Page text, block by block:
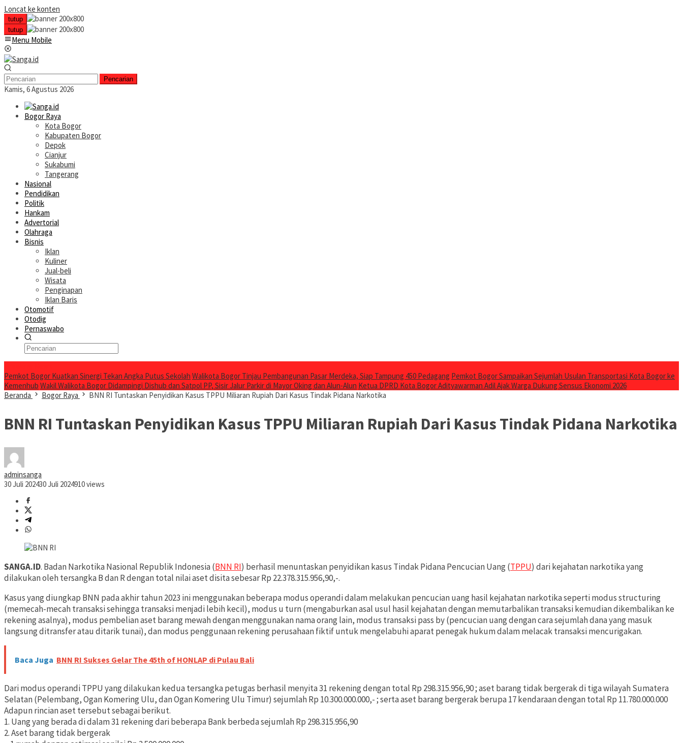
Loncat ke konten
tutup
tutup
Menu Mobile
Pencarian
Kamis, 6 Agustus 2026
Bogor Raya
Kota Bogor
Kabupaten Bogor
Depok
Cianjur
Sukabumi
Tangerang
Nasional
Pendidikan
Politik
Hankam
Advertorial
Olahraga
Bisnis
Iklan
Kuliner
Jual-beli
Wisata
Penginapan
Iklan Baris
Otomotif
Otodig
Pernaswabo
Pemkot Bogor Kuatkan Sinergi Tekan Angka Putus Sekolah Walikota Bogor Tinjau Pembangunan Pasar Merdeka, Siap Tampung 450 Pedagang Pemkot Bogor Sampaikan Sejumlah Usulan Transportasi Kota Bogor ke
Kemenhub Wakil Walikota Bogor Didampingi Dishub dan Satpol PP, Sisir Jalur Parkir di Mayor Oking dan Alun-Alun Ketua DPRD Kota Bogor Adityawarman Adil Ajak Warga Dukung Sensus Ekonomi 2026
Beranda
Bogor Raya BNN RI Tuntaskan Penyidikan Kasus TPPU Miliaran Rupiah Dari Kasus Tindak Pidana Narkotika
BNN RI Tuntaskan Penyidikan Kasus TPPU Miliaran Rupiah Dari Kasus Tindak Pidana Narkotika
adminsanga
30 Juli 202430 Juli 2024910 views
SANGA.ID. Badan Narkotika Nasional Republik Indonesia (BNN RI) berhasil menuntaskan penyidikan kasus Tindak Pidana Pencucian Uang (TPPU) dari kejahatan narkotika yang
dilakukan oleh tersangka B dan R dengan total nilai aset disita sebesar Rp 22.378.315.956,90,-.
Kasus yang diungkap BNN pada akhir tahun 2023 ini menggunakan beberapa modus operandi dalam melakukan pencucian uang hasil kejahatan narkotika seperti modus structuring
(memecah-mecah transaksi sehingga transaksi menjadi lebih kecil), modus u turn (mengaburkan asal usul hasil kejahatan dengan memutarbalikan transaksi kemudian dikembalikan ke
rekening asalnya), modus pembelian aset barang mewah dengan menggunakan nama orang lain, modus transaksi pass by (pencucian uang dengan cara sejumlah dana yang masuk
langsung ditransfer atau ditarik tunai), dan modus penggunaan rekening perusahaan fiktif untuk mengelabuhi aparat penegak hukum dalam melacak transaksi mencurigakan.
Baca Juga BNN RI Sukses Gelar The 45th of HONLAP di Pulau Bali
Dari modus operandi TPPU yang dilakukan kedua tersangka petugas berhasil menyita 31 rekening dengan total Rp 298.315.956,90 ; aset barang tidak bergerak di tiga wilayah Sumatera
Selatan (Pelembang, Ogan Komering Ulu, dan Ogan Komering Ulu Timur) sejumlah Rp 10.300.000.000,- ; serta aset barang bergerak berupa 17 kendaraan dengan total Rp 11.780.000.000
Adapun rincian aset tersebut sebagai berikut.
1. Uang yang berada di dalam 31 rekening dari beberapa Bank berbeda sejumlah Rp 298.315.956,90
2. Aset barang tidak bergerak